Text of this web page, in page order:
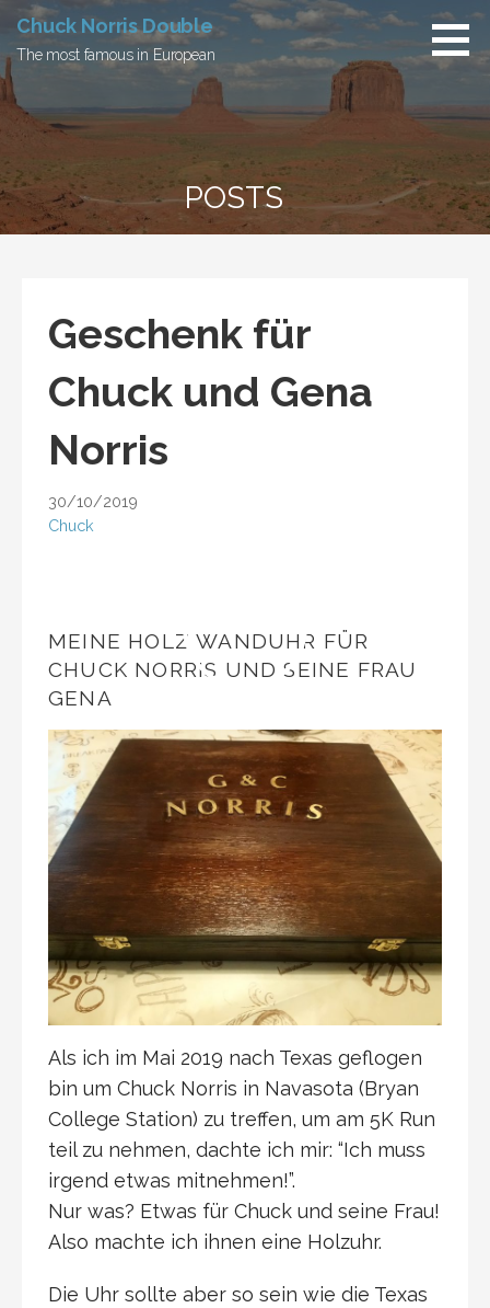
Skip
content
Chuck Norris Double
The most famous in European
POSTS
Geschenk für
Chuck und Gena
Norris
30/10/2019
Chuck
MEINE HOLZ WANDUHR FÜR
CHUCK NORRIS UND SEINE FRAU
GENA
Als ich im Mai 2019 nach Texas geflogen
bin um Chuck Norris in Navasota (Bryan
College Station) zu treffen, um am 5K Run
teil zu nehmen, dachte ich mir: “Ich muss
irgend etwas mitnehmen!”.
Nur was? Etwas für Chuck und seine Frau!
Also machte ich ihnen eine Holzuhr.
Die Uhr sollte aber so sein wie die Texas